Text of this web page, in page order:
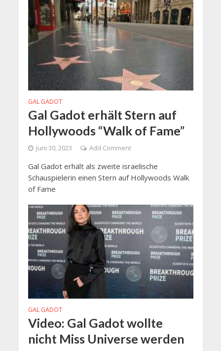
GAL GADOT
Gal Gadot erhält Stern auf
Hollywoods “Walk of Fame”
Juni 30, 2023 Add Comment
Gal Gadot erhält als zweite israelische
Schauspielerin einen Stern auf Hollywoods Walk
of Fame
GAL GADOT
Video: Gal Gadot wollte
nicht Miss Universe werden